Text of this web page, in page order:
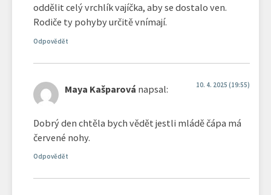
oddělit celý vrchlík vajíčka, aby se dostalo ven.
Rodiče ty pohyby určitě vnímají.
Odpovědět
Maya Kašparová napsal: 10. 4. 2025 (19:55)
Dobrý den chtěla bych vědět jestli mládě čápa má
červené nohy.
Odpovědět